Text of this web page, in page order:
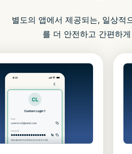
별도의 앱에서 제공되는, 일상적
를 더 안전하고 간편하